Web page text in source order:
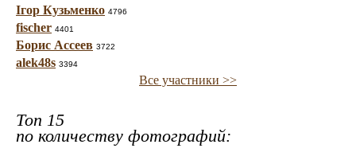
Ігор Кузьменко 4796
fischer 4401
Борис Ассеев 3722
alek48s 3394
Все участники >>
Топ 15
по количеству фотографий: